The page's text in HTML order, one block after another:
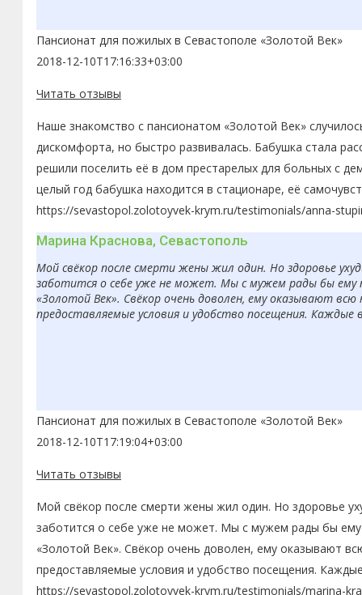
Пансионат для пожилых в Севастополе «Золотой Век»
2018-12-10T17:16:33+03:00
Читать отзывы
Наше знакомство с пансионатом «Золотой Век»
дискомфорта, но быстро развивалась. Бабушка стала
решили поселить её в дом престарелых для больных с
целый год бабушка находится в стационаре, её
https://sevastopol.zolotoyvek-krym.ru/testimonials/anna-
Марина Краснова, Севастополь
Мой свёкор после смерти жены жил один. Но здоровье
заботится о себе уже не может. Мы с мужем рады бы ему
«Золотой Век». Свёкор очень доволен, ему оказывают
предоставляемые условия и удобство посещения.
Пансионат для пожилых в Севастополе «Золотой Век»
2018-12-10T17:19:04+03:00
Читать отзывы
Мой свёкор после смерти жены жил один. Но здоровье
заботится о себе уже не может. Мы с мужем рады бы ему
«Золотой Век». Свёкор очень доволен, ему оказывают
предоставляемые условия и удобство посещения.
https://sevastopol.zolotoyvek-krym.ru/testimonials/marina-